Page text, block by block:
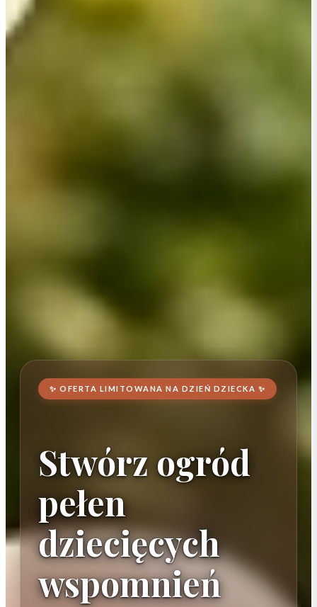
✨ OFERTA LIMITOWANA NA DZIEŃ DZIECKA ✨
Stwórz ogród
pełen
dziecięcych
wspomnień